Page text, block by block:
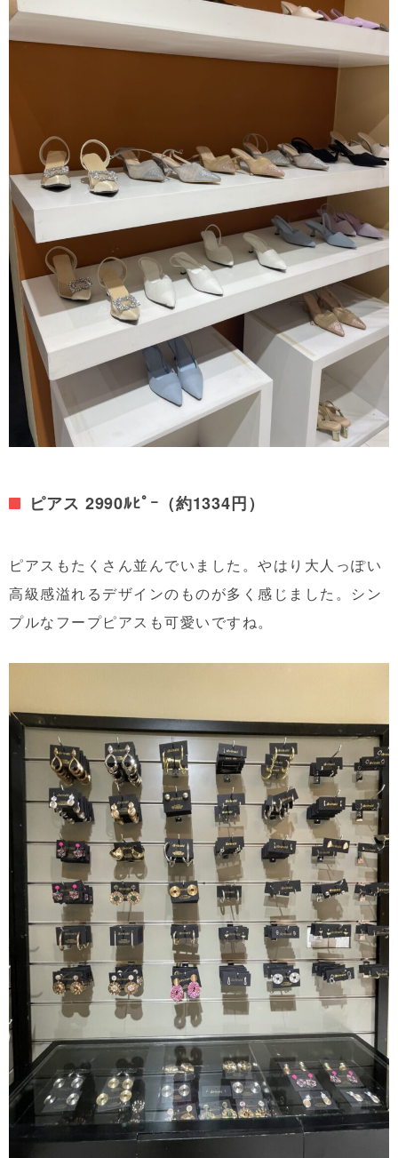
ピアス 2990ﾙﾋﾟｰ（約1334円）
ピアスもたくさん並んでいました。やはり大人っぽい
高級感溢れるデザインのものが多く感じました。シン
プルなフープピアスも可愛いですね。